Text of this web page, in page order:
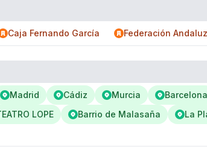
Caja Fernando García Federación
Madrid Cádiz Murcia Barcelona
LOPE Barrio de Malasaña La